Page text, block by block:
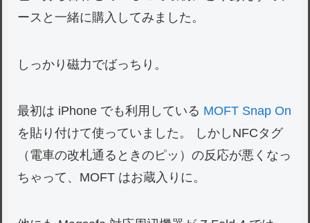
ースと一緒に購入してみました。
しっかり磁力でばっちり。
最初は iPhone でも利用している MOFT Snap On
を貼り付けて使っていました。 しかしNFCタグ
（電車の改札通るときのピッ）の反応が悪くなっ
ちゃって、MOFT はお蔵入りに。